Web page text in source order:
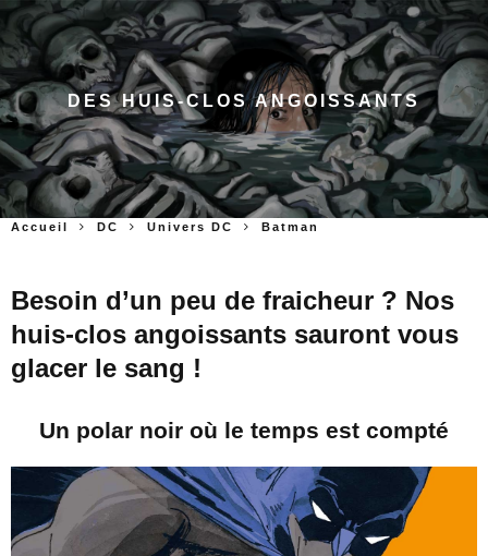
DES HUIS-CLOS ANGOISSANTS
Accueil DC Univers DC Batman
Besoin d’un peu de fraicheur ? Nos
huis-clos angoissants sauront vous
glacer le sang !
Un polar noir où le temps est compté